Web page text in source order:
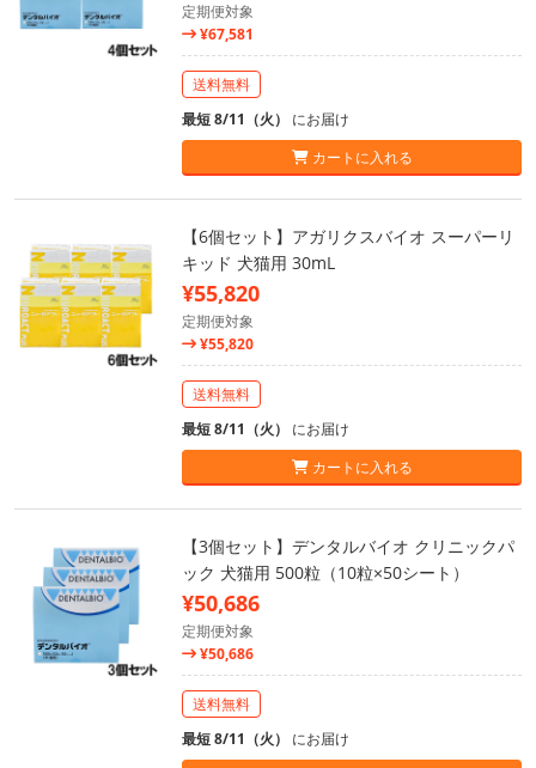
定期便対象
¥67,581
送料無料
最短 8/11（火） にお届け
カートに入れる
【6個セット】アガリクスバイオ スーパーリ
キッド 犬猫用 30mL
¥55,820
定期便対象
¥55,820
送料無料
最短 8/11（火） にお届け
カートに入れる
【3個セット】デンタルバイオ クリニックパ
ック 犬猫用 500粒（10粒×50シート）
¥50,686
定期便対象
¥50,686
送料無料
最短 8/11（火） にお届け